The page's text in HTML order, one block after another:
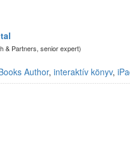
& Partners, senior expert)
Author, interaktív könyv,